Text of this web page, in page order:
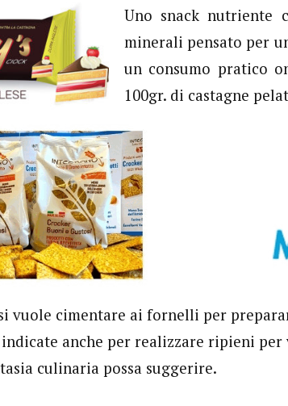
Uno snack nutriente
minerali pensato per
un consumo pratico
100gr. di castagne
vuole cimentare ai fornelli per
indicate anche per realizzare ripieni
culinaria possa suggerire.